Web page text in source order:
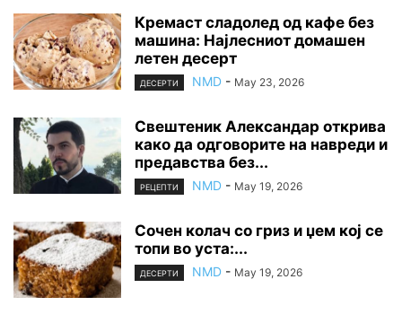
Кремаст сладолед од кафе без
машина: Најлесниот домашен
летен десерт
ДЕСЕРТИ NMD - May 23, 2026
Свештеник Александар открива
како да одговорите на навреди и
предавства без...
РЕЦЕПТИ NMD - May 19, 2026
Сочен колач со гриз и џем кој се
топи во уста:...
ДЕСЕРТИ NMD - May 19, 2026